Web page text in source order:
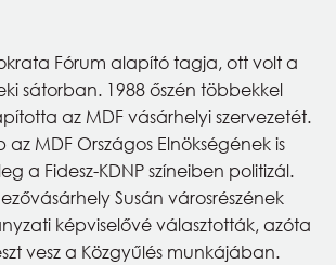
Fórum alapító tagja, ott volt a
sátorban. 1988 őszén többekkel
az MDF vásárhelyi szervezetét.
az MDF Országos Elnökségének is
a Fidesz-KDNP színeiben politizál.
Susán városrészének
képviselővé választották, azóta
vesz a Közgyűlés munkájában.